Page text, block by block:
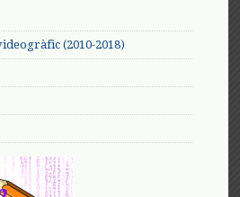
(2010-2018)